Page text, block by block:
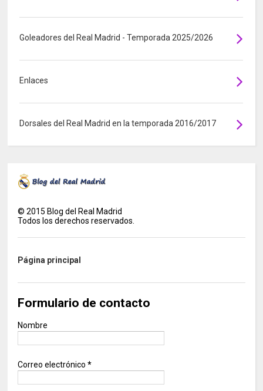
Goleadores del Real Madrid - Temporada 2025/2026
Enlaces
Dorsales del Real Madrid en la temporada 2016/2017
©2015 Blog del Real Madrid
Todos los derechos reservados.
Página principal
Formulario de contacto
Nombre
Correo electrónico*